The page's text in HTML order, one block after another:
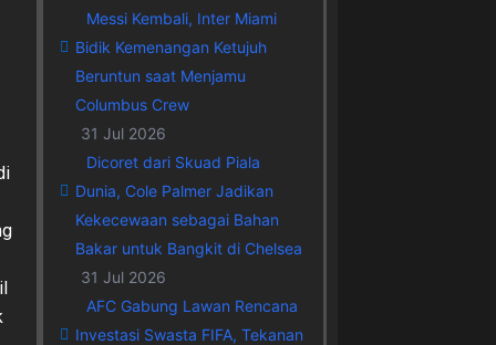
Messi Kembali, Inter Miami
Bidik Kemenangan Ketujuh
Beruntun saat Menjamu
Columbus Crew
31 Jul 2026
Dicoret dari Skuad Piala
Dunia, Cole Palmer Jadikan
Kekecewaan sebagai Bahan
Bakar untuk Bangkit di Chelsea
31 Jul 2026
AFC Gabung Lawan Rencana
Investasi Swasta FIFA, Tekanan